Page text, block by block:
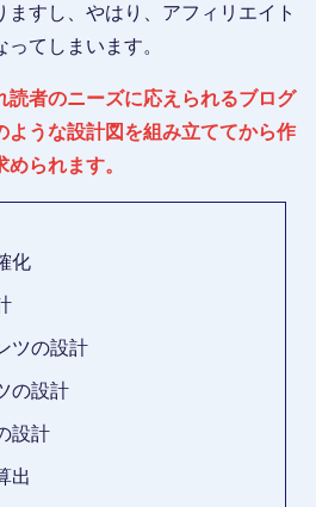
ますし、やはり、アフィリエイト
てしまいます。
読者のニーズに応えられるブログ
ような設計図を組み立ててから作
られます。
化
ツの設計
の設計
設計
出